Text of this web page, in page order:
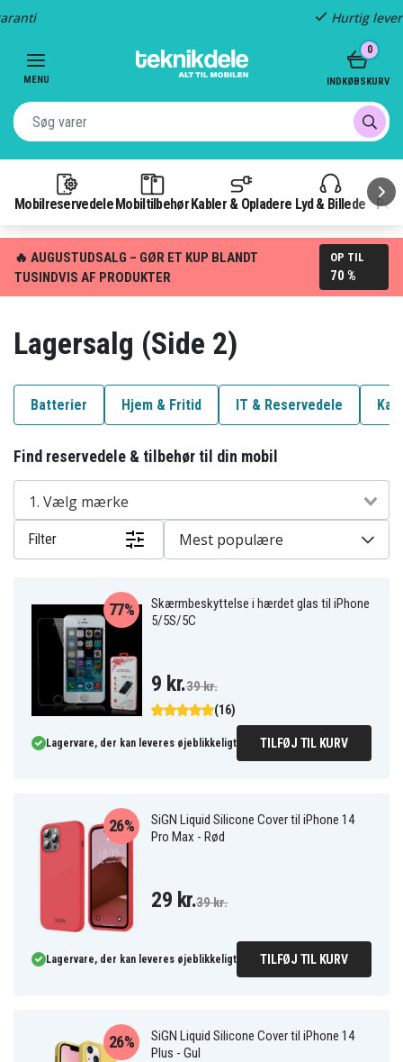
MENU
Mobilreservedele Mobiltilbehør Kabler & Opladere Lyd & Billede
0
INDKØBSKURV
🔥 AUGUSTUDSALG – GØR ET KUP BLANDT
TUSINDVIS AF PRODUKTER
OP TIL
70 %
Lagersalg (Side 2)
Batterier Hjem & Fritid IT & Reservedele
Find reservedele & tilbehør til din mobil
1. Vælg mærke
Filter Mest populære
Skærmbeskyttelse i hærdet glas til iPhone
5/5S/5C
(16)
77%
9 kr.39 kr.
Lagervare, der kan leveres øjeblikkeligt TILFØJ TIL KURV
SiGN Liquid Silicone Cover til iPhone 14
Pro Max - Rød
26%
29 kr.39 kr.
Lagervare, der kan leveres øjeblikkeligt TILFØJ TIL KURV
SiGN Liquid Silicone Cover til iPhone 14
Plus - Gul
26%